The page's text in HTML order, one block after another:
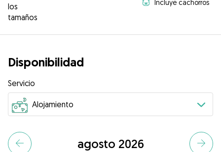
los
tamaños
Incluye cachorros
Disponibilidad
Servicio
agosto 2026